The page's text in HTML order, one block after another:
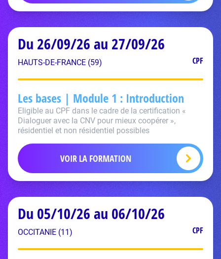
Du 26/09/26 au 27/09/26
HAUTS-DE-FRANCE (59) CPF
Les bases | Module 1 : Introduction
Eligible au CPF dans le cadre de la certification «
Dialoguer avec la CNV pour mieux coopérer »,
résidentiel et non résidentiel possibles
VOIR LA FORMATION
Du 05/10/26 au 06/10/26
OCCITANIE (11) CPF